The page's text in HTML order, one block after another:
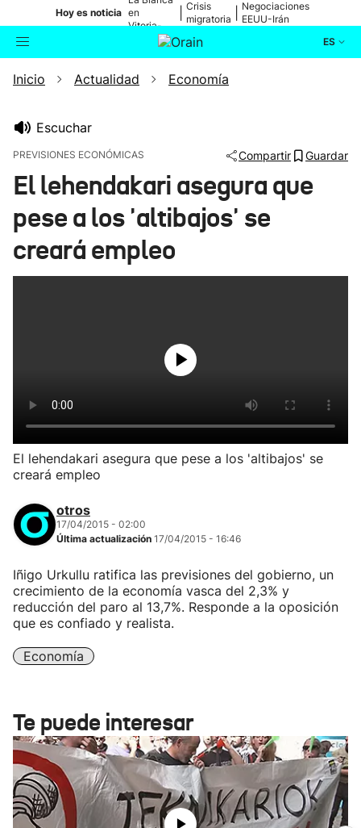
Hoy es noticia en
Vitoria-
Gasteiz
Crisis
migratoria
Negociaciones
EEUU-Irán
ES
Buscador Actualidad
Ikusmiran
Eguraldia
Inicio Actualidad Economía
Escuchar
PREVISIONES ECONÓMICAS Compartir Guardar
El lehendakari asegura que
pese a los 'altibajos' se
creará empleo
El lehendakari asegura que pese a los 'altibajos' se
creará empleo
otros
17/04/2015 - 02:00
Última actualización 17/04/2015 - 16:46
Iñigo Urkullu ratifica las previsiones del gobierno, un
crecimiento de la economía vasca del 2,3% y
reducción del paro al 13,7%. Responde a la oposición
que es confiado y realista.
Economía
Te puede interesar